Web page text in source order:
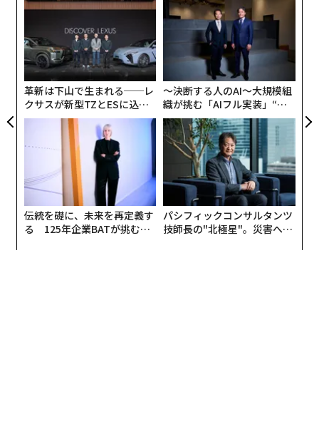
編集＝上田裕資
革新は下山で生まれる──レ
クサスが新型TZとESに込め
た「DISCOVER」の哲学
〜決断する人のAI〜大規模組
織が挑む「AIフル実装」“使
う”企業から“動く”企業へ【N
TTドコモビジネス×PwC】
伝統を礎に、未来を再定義す
る 125年企業BATが挑むス
パシフィックコンサルタンツ
技師長の"北極星"。災害への